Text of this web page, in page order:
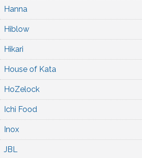
Hanna
Hiblow
Hikari
House of Kata
HoZelock
Ichi Food
Inox
JBL